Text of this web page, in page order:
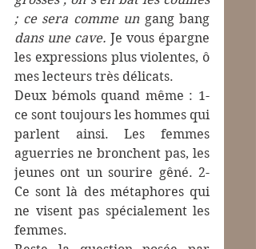
; ce sera comme un
dans une cave. Je vous épargne
les expressions plus violentes, ô
mes lecteurs très délicats.
Deux bémols quand même : 1-
ce sont toujours les hommes qui
parlent ainsi. Les femmes
aguerries ne bronchent pas, les
jeunes ont un sourire gêné. 2-
Ce sont là des métaphores qui
ne visent pas spécialement les
femmes.